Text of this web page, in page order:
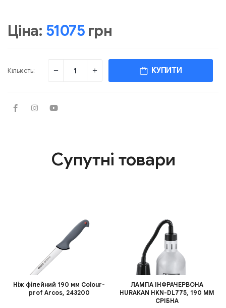
Ціна: 51075грн
Кількість: КУПИТИ
Супутні товари
Ніж філейний 190 мм Colour-
prof Arcos, 243200
ЛАМПА ІНФРАЧЕРВОНА
HURAKAN HKN-DL775, 190 ММ
СРІБНА